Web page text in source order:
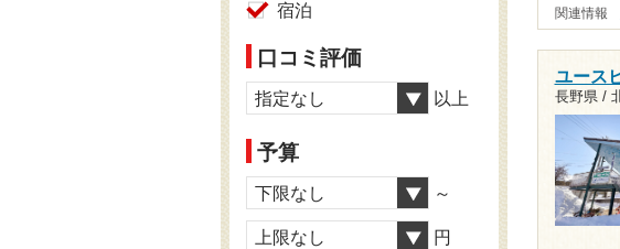
関連情報
ユース
長野県 /
宿泊
口コミ評価
指定なし 以上
予算
下限なし ～
上限なし 円